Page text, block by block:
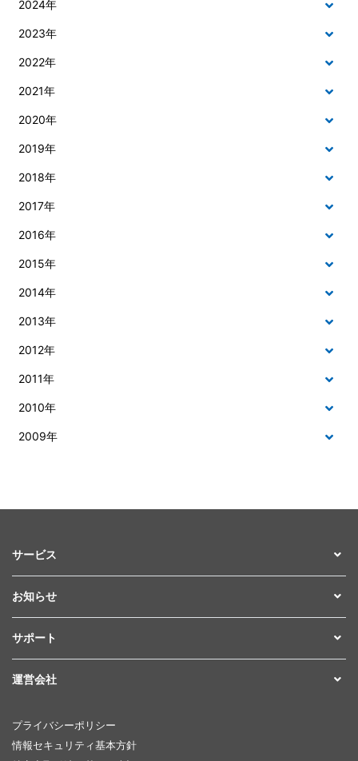
2024年
2023年
2022年
2021年
2020年
2019年
2018年
2017年
2016年
2015年
2014年
2013年
2012年
2011年
2010年
2009年
サービス
お知らせ
サポート
運営会社
プライバシーポリシー
情報セキュリティ基本方針